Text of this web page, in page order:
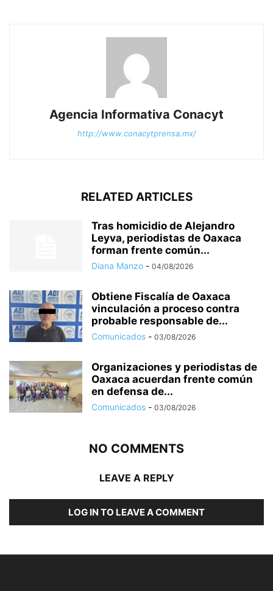
Agencia Informativa Conacyt
http://www.conacytprensa.mx/
RELATED ARTICLES
Tras homicidio de Alejandro
Leyva, periodistas de Oaxaca
forman frente común...
Diana Manzo - 04/08/2026
Obtiene Fiscalía de Oaxaca
vinculación a proceso contra
probable responsable de...
Comunicados - 03/08/2026
Organizaciones y periodistas de
Oaxaca acuerdan frente común
en defensa de...
Comunicados - 03/08/2026
NO COMMENTS
LEAVE A REPLY
LOG IN TO LEAVE A COMMENT